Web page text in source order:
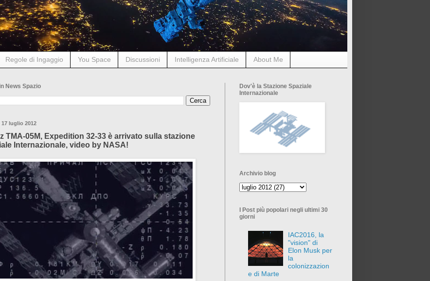
Regole di Ingaggio You Space Discussioni Intelligenza Artificiale About Me
News Spazio
luglio 2012
TMA-05M, Expedition 32-33 è arrivato sulla stazione
Internazionale, video by NASA!
Dov'è la Stazione Spaziale
Internazionale
Archivio blog
I Post più popolari negli ultimi 30
giorni
IAC2016, la
"vision" di
Elon Musk per
la
colonizzazion
e di Marte